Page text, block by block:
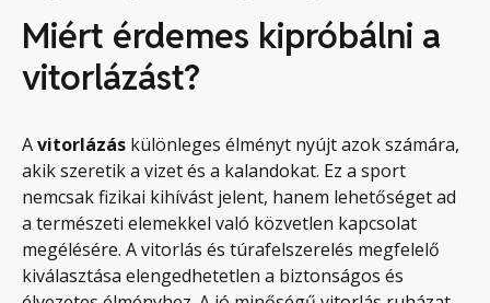
Miért érdemes kipróbálni a
vitorlázást?
Avitorlázás különleges élményt nyújt azok számára,
akik szeretik a vizet és a kalandokat. Ez a sport
nemcsak fizikai kihívást jelent, hanem lehetőséget ad
a természeti elemekkel való közvetlen kapcsolat
megélésére. A vitorlás és túrafelszerelés megfelelő
kiválasztása elengedhetetlen a biztonságos és